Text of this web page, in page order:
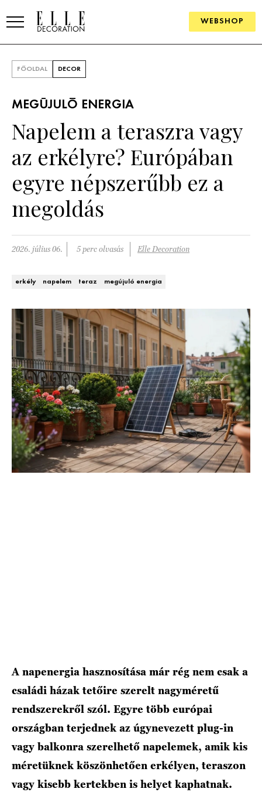
WEBSHOP
SZOBÁK
Konyha
Fürdőszoba
Nappali
Hálószoba
ÖTLETEK
SZÉP TEREK
Szállodák és vendégházak
Lakások
HÍRLEVÉL
FŐOLDAL DECOR
MEGÚJULÓ ENERGIA
Napelem a teraszra vagy
az erkélyre? Európában
egyre népszerűbb ez a
megoldás
2026. július 06. 5 perc olvasás Elle Decoration
erkély napelem teraz megújuló energia
A napenergia hasznosítása már rég nem csak a
családi házak tetőire szerelt nagyméretű
rendszerekről szól. Egyre több európai
országban terjednek az úgynevezett plug-in
vagy balkonra szerelhető napelemek, amik kis
méretüknek köszönhetően erkélyen, teraszon
vagy kisebb kertekben is helyet kaphatnak.